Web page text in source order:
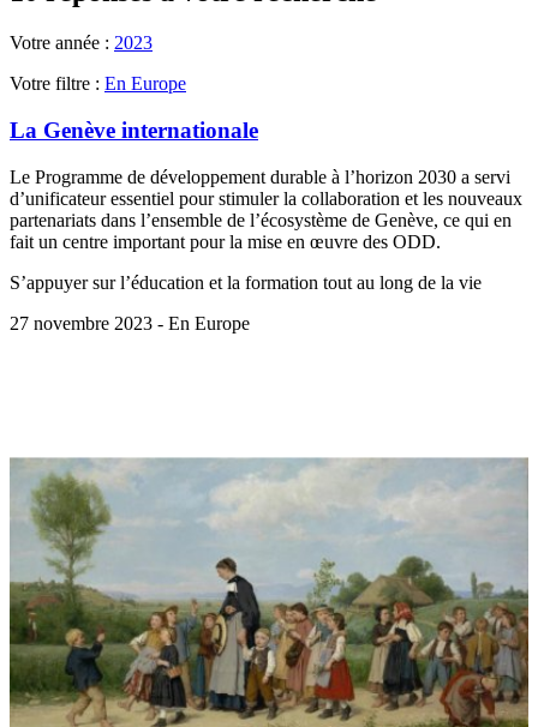
Votre année : 2023
Votre filtre : En Europe
La Genève internationale
Le Programme de développement durable à l’horizon 2030 a servi
d’unificateur essentiel pour stimuler la collaboration et les nouveaux
partenariats dans l’ensemble de l’écosystème de Genève, ce qui en
fait un centre important pour la mise en œuvre des ODD.
S’appuyer sur l’éducation et la formation tout au long de la vie
27 novembre 2023 - En Europe